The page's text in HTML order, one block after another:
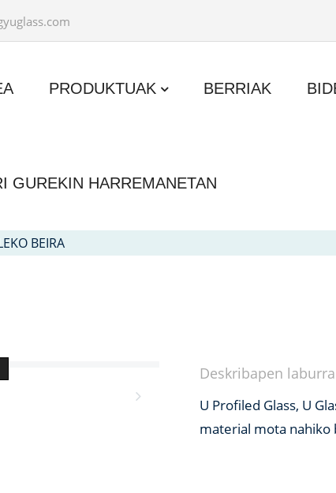
PRODUKTUAK BERRIAK
GUREKIN HARREMANETAN
BEIRA
Deskribapen
U Profiled Glass, U
material mota nahiko